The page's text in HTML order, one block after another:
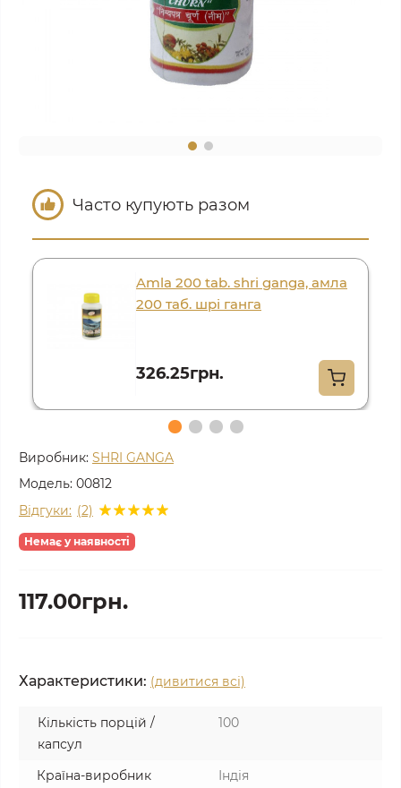
Часто купують разом
Amla 200 tab. shri ganga, амла
200 таб. шрі ганга
326.25грн.
Виробник: SHRI GANGA
Модель: 00812
Відгуки: (2)
Немає у наявності
117.00грн.
Характеристики: (дивитися всі)
Кількість порцій /
капсул
100
Країна-виробник
Індія